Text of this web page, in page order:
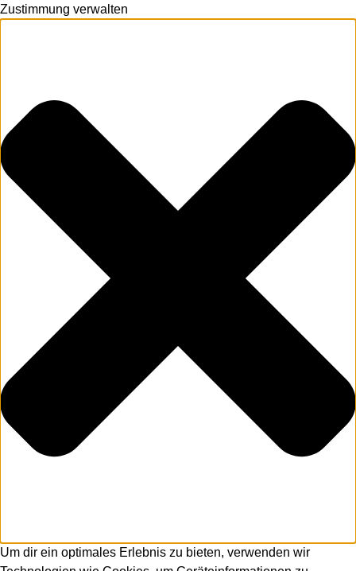
Zustimmung verwalten
Um dir ein optimales Erlebnis zu bieten, verwenden wir